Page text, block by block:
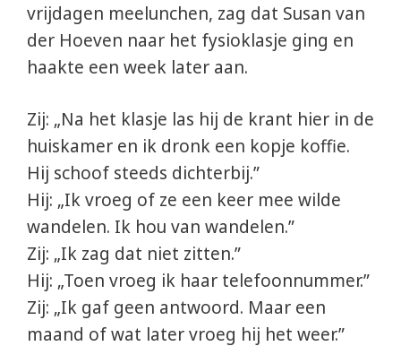
vrijdagen meelunchen, zag dat Susan van
der Hoeven naar het fysioklasje ging en
haakte een week later aan.
Zij: „Na het klasje las hij de krant hier in de
huiskamer en ik dronk een kopje koffie.
Hij schoof steeds dichterbij.”
Hij: „Ik vroeg of ze een keer mee wilde
wandelen. Ik hou van wandelen.”
Zij: „Ik zag dat niet zitten.”
Hij: „Toen vroeg ik haar telefoonnummer.”
Zij: „Ik gaf geen antwoord. Maar een
maand of wat later vroeg hij het weer.”